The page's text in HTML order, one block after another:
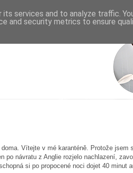
Vítejte v mé karanténě. Protože jsem
po návratu z Anglie rozjelo nachlazení,
si po propocené noci dojet 40 minut
services and to analyze traffic.
and security metrics to ensure